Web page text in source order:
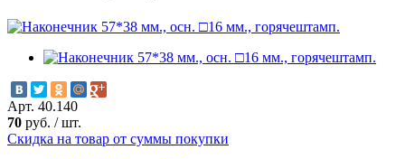
Арт. 40.140
70 руб. /шт.
Скидка на товар от суммы покупки